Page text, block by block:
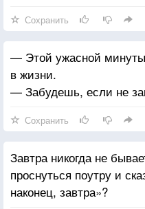
Сохранить
— Этой ужасной минуты
в жизни.
— Забудешь, если не
Сохранить
Завтра никогда не
проснуться поутру и
наконец, завтра»?